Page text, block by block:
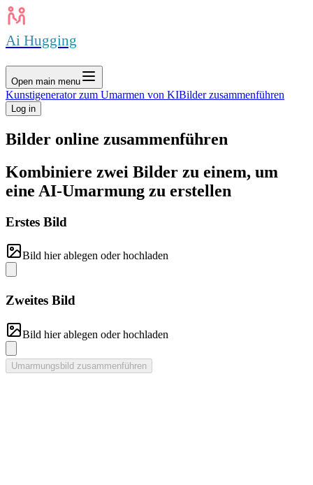
Ai Hugging
Open main menu
Kunstigenerator zum Umarmen von KIBilder zusammenführen
Log in
Bilder online zusammenführen
Kombiniere zwei Bilder zu einem, um
eine AI-Umarmung zu erstellen
Erstes Bild
Bild hier ablegen oder hochladen
Zweites Bild
Bild hier ablegen oder hochladen
Umarmungsbild zusammenführen